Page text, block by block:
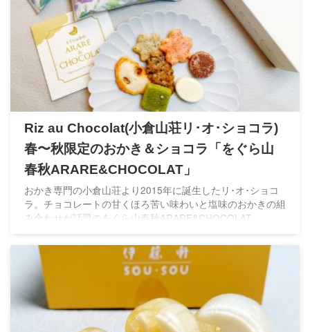
Riz au Chocolat(小倉山荘リ･オ･ショコラ)
春〜秋限定のおかき＆ショコラ「をぐら山
春秋ARARE&CHOCOLAT」
おかき専門の小倉山荘より2015年に誕生したリ･オ･ショコ
ラ。チョコレートの甘くほろ苦い味わいと塩味のおかきの組
み合わせが話題のをぐら山春秋ARARE&CHOCOLAT